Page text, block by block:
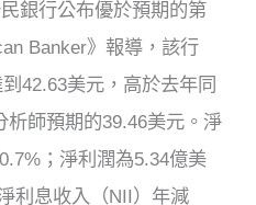
銀行公布優於預期的第
Banker》報導，該行
42.63美元，高於去年同
析師預期的39.46美元。淨
；淨利潤為5.34億美
利息收入（NII）年減